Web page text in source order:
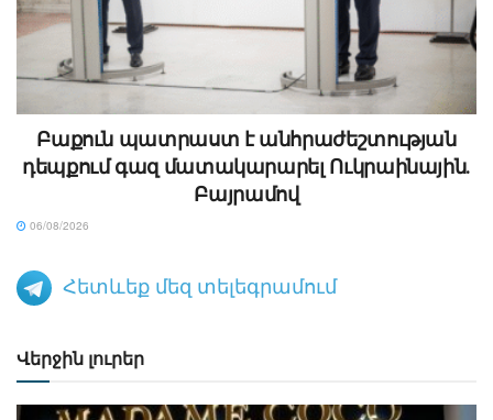
Բաքուն պատրաստ է անհրաժեշտության
դեպքում գազ մատակարարել Ուկրաինային․
Բայրամով
06/08/2026
Հետևեք մեզ տելեգրամում
Վերջին լուրեր